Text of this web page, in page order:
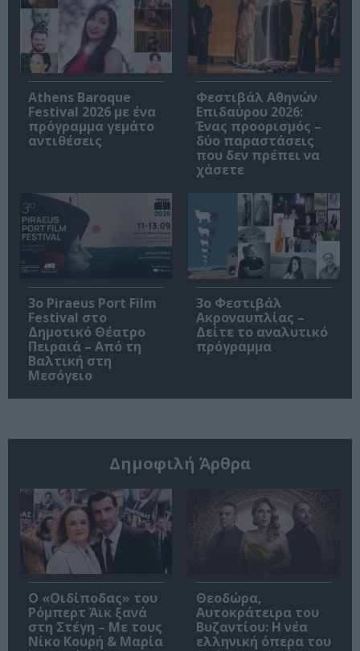
Athens Baroque
Festival 2026 με ένα
πρόγραμμα γεμάτο
αντιθέσεις
Φεστιβάλ Αθηνών
Επιδαύρου 2026:
Ένας προορισμός –
δύο παραστάσεις
που δεν πρέπει να
χάσετε
3o Piraeus Port Film
Festival στο
Δημοτικό Θέατρο
Πειραιά – Από τη
Βαλτική στη
Μεσόγειο
3ο Φεστιβάλ
Ακροναυπλίας –
Δείτε το αναλυτικό
πρόγραμμα
Δημοφιλή Άρθρα
O «Οιδίποδας» του
Ρόμπερτ Άικ ξανά
στη Στέγη – Με τους
Νίκο Κουρή & Μαρία
Θεοδώρα,
Αυτοκράτειρα του
Βυζαντίου: Η νέα
ελληνική όπερα του